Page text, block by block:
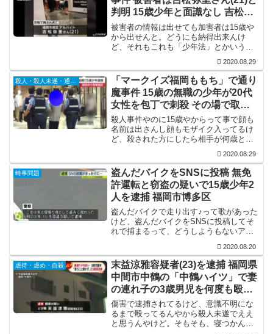
判明 15歳少年と面識なし 吉松弥
里さんのFacebook
被害者の情報は出せても加害者は15歳や
から出せんと。どうにも納得出来んけ
ど、それもこれも「少年法」とかいう時
ほんま、「少年法」と「刑法39条」は1日
も早く廃止して欲しい。
2020.08.29
「マークイズ福岡ももち」で通り
魔事件 15歳の無職の少年が20代
女性を包丁で刺殺 その場で取り
押さえ現行犯逮捕
殺人事件やのに15歳やからって事で顔も
名前は出さんし顔もモザイク入ってるけ
ど、殺された方にしたら相手が何歳とか
すべきですわ。それにしても、包丁を持
ち歩いて人を刺す事件が相次いでるけ
ど、こうなってくると包丁...
2020.08.29
時事問題
盗んだバイクをSNSに投稿 無免
許運転と窃盗の疑いで15歳少年2
人を逮捕 福岡市博多区
盗んだバイクで走り出す♪って歌があった
けど、盗んだバイクをSNSに投稿してそ
れで捕まるって、どうしようもないアホ
伝説は未だに生き続けてるようで。盗ん
だバイクをSNS投稿 15歳少年2人逮捕福
岡市のマンシ...
2020.08.20
虐待・虐め・自殺
末益涼雅容疑者(23)を逮捕 福岡県
中間市中鶴の「中鶴ハイツ」で妻
の連れ子の3歳男児を何度も殴り
意識不明の重体に
傷害で逮捕されてるけど、意識不明にな
るまで殴ってるんやから殺人未遂でええ
と思うんやけど。そもそも、寝つかんか